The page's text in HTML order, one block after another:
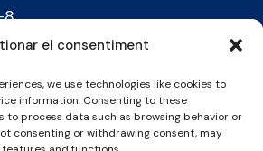
el consentiment
we use technologies like cookies to
information. Consenting to these
to process data such as browsing behavior or
consenting or withdrawing consent, may
8